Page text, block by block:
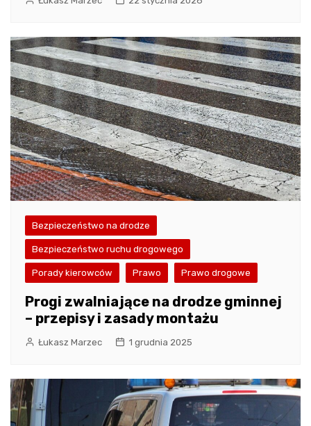
Bezpieczeństwo na drodze
Bezpieczeństwo ruchu drogowego
Porady kierowców Prawo Prawo drogowe
Progi zwalniające na drodze gminnej
– przepisy i zasady montażu
Łukasz Marzec 1 grudnia 2025